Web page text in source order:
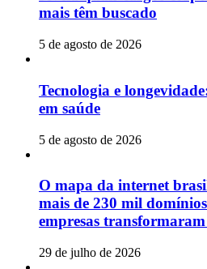
mais têm buscado
5 de agosto de 2026
Tecnologia e
em saúde
5 de agosto de 2026
O mapa da internet
mais de 230 mil
empresas
29 de julho de 2026